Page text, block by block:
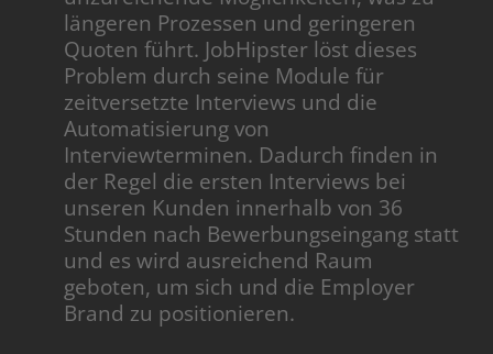
längeren Prozessen und geringeren
Quoten führt. JobHipster löst dieses
Problem durch seine Module für
zeitversetzte Interviews und die
Automatisierung von
Interviewterminen. Dadurch finden in
der Regel die ersten Interviews bei
unseren Kunden innerhalb von 36
Stunden nach Bewerbungseingang statt
und es wird ausreichend Raum
geboten, um sich und die Employer
Brand zu positionieren.